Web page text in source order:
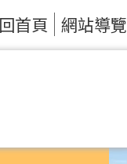
回首頁 網站導覽